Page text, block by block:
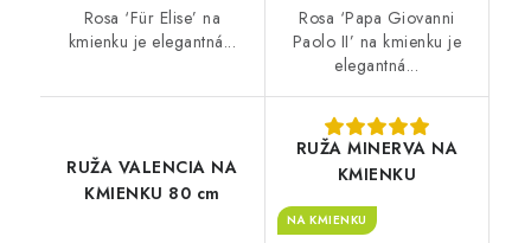
Rosa ‘Für Elise’ na
kmienku je elegantná...
Rosa ‘Papa Giovanni
Paolo II’ na kmienku je
elegantná...
RUŽA VALENCIA NA
KMIENKU 80 cm
RUŽA MINERVA NA
KMIENKU
NA KMIENKU